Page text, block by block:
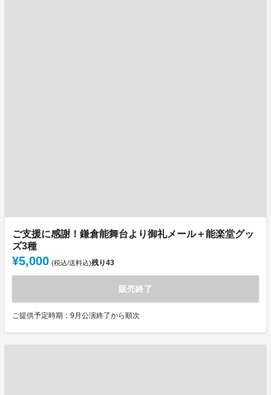
ご支援に感謝！鎌倉能舞台より御礼メール＋能楽堂グッ
ズ3種
¥5,000 (税込/送料込)残り43
販売終了
ご提供予定時期：9月公演終了から順次